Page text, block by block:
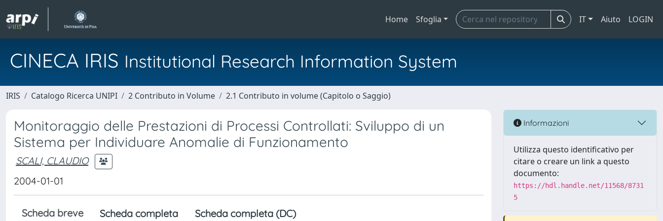
Home Sfoglia IT Aiuto LOGIN
CINECA IRIS Institutional Research Information System
IRIS Catalogo Ricerca UNIPI 2 Contributo in Volume 2.1 Contributo in volume (Capitolo o Saggio)
Monitoraggio delle Prestazioni di Processi Controllati: Sviluppo di un
Sistema per Individuare Anomalie di Funzionamento
SCALI, CLAUDIO
2004-01-01
Scheda breve Scheda completa Scheda completa (DC)
Informazioni
Utilizza questo identificativo per
citare o creare un link a questo
documento:
https://hdl.handle.net/11568/8731
5